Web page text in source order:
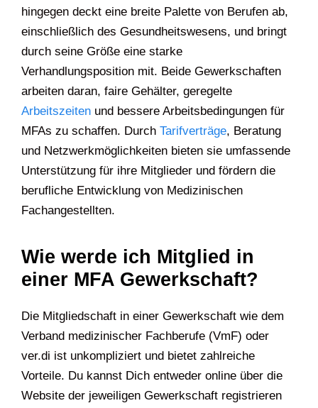
hingegen deckt eine breite Palette von Berufen ab,
einschließlich des Gesundheitswesens, und bringt
durch seine Größe eine starke
Verhandlungsposition mit. Beide Gewerkschaften
arbeiten daran, faire Gehälter, geregelte
Arbeitszeiten und bessere Arbeitsbedingungen für
MFAs zu schaffen. Durch Tarifverträge, Beratung
und Netzwerkmöglichkeiten bieten sie umfassende
Unterstützung für ihre Mitglieder und fördern die
berufliche Entwicklung von Medizinischen
Fachangestellten.
Wie werde ich Mitglied in
einer MFA Gewerkschaft?
Die Mitgliedschaft in einer Gewerkschaft wie dem
Verband medizinischer Fachberufe (VmF) oder
ver.di ist unkompliziert und bietet zahlreiche
Vorteile. Du kannst Dich entweder online über die
Website der jeweiligen Gewerkschaft registrieren